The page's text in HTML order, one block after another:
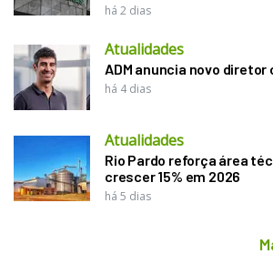
há 2 dias
Atualidades
ADM anuncia novo
há 4 dias
Atualidades
Rio Pardo reforça área
crescer 15% em 2026
há 5 dias